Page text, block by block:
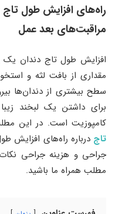
راه‌های افزایش طول
مراقبت‌های بعد عمل
افزایش طول تاج دندان
مقداری از بافت لثه و
سطح بیشتری از دندان‌ها
برای داشتن یک لبخند
کامپوزیت است. در این
تاج درباره راه‌های افزایش
جراحی و هزینه جراحی
مطلب همراه ما باشید.